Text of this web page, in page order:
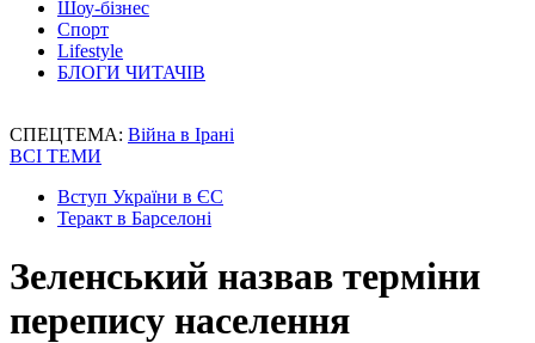
Шоу-бізнес
Спорт
Lifestyle
БЛОГИ ЧИТАЧІВ
СПЕЦТЕМА: Війна в Ірані
ВСІ ТЕМИ
Вступ України в ЄС
Теракт в Барселоні
Зеленський назвав терміни
перепису населення